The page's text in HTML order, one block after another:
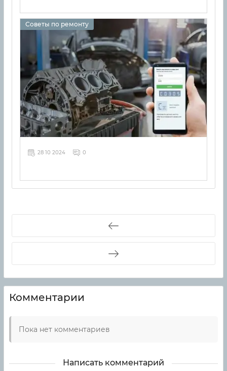
Советы по ремонту
28 10 2024 0
Комментарии
Пока нет комментариев
Написать комментарий